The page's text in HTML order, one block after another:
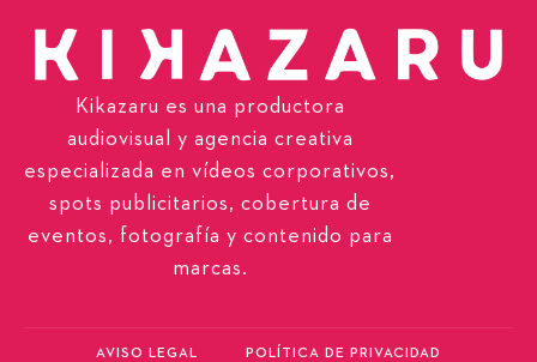
Kikazaru es una productora
audiovisual y agencia creativa
especializada en vídeos corporativos,
spots publicitarios, cobertura de
eventos, fotografía y contenido para
marcas.
AVISO LEGAL POLÍTICA DE PRIVACIDAD